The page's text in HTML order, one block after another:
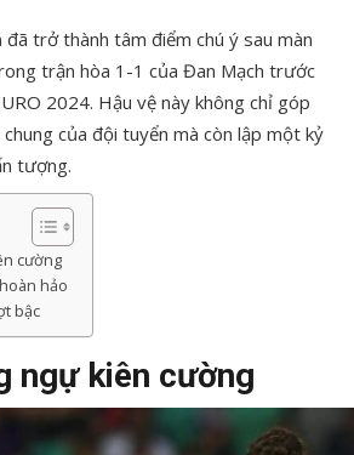
trở thành tâm điểm chú ý sau màn
trận hòa 1-1 của Đan Mạch trước
2024. Hậu vệ này không chỉ góp
của đội tuyển mà còn lập một kỷ
tượng.
cường
hảo
bậc
ngự kiên cường